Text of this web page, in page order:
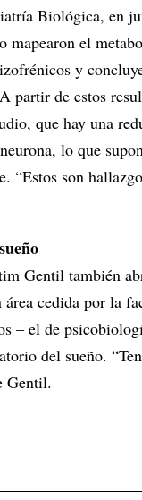
Biológica, en
mapearon el
y
partir de estos
que hay una
lo que
“Estos son
Gentil también
cedida por la
– el de
del sueño.
Gentil.